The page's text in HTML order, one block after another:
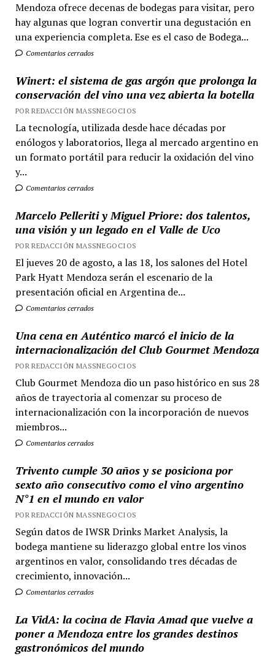
Mendoza ofrece decenas de bodegas para visitar, pero
hay algunas que logran convertir una degustación en
una experiencia completa. Ese es el caso de Bodega...
Comentarios cerrados
Winert: el sistema de gas argón que prolonga la
conservación del vino una vez abierta la botella
POR REDACCIÓN MASSNEGOCIOS
La tecnología, utilizada desde hace décadas por
enólogos y laboratorios, llega al mercado argentino en
un formato portátil para reducir la oxidación del vino
y...
Comentarios cerrados
Marcelo Pelleriti y Miguel Priore: dos talentos,
una visión y un legado en el Valle de Uco
POR REDACCIÓN MASSNEGOCIOS
El jueves 20 de agosto, a las 18, los salones del Hotel
Park Hyatt Mendoza serán el escenario de la
presentación oficial en Argentina de...
Comentarios cerrados
Una cena en Auténtico marcó el inicio de la
internacionalización del Club Gourmet Mendoza
POR REDACCIÓN MASSNEGOCIOS
Club Gourmet Mendoza dio un paso histórico en sus 28
años de trayectoria al comenzar su proceso de
internacionalización con la incorporación de nuevos
miembros...
Comentarios cerrados
Trivento cumple 30 años y se posiciona por
sexto año consecutivo como el vino argentino
N°1 en el mundo en valor
POR REDACCIÓN MASSNEGOCIOS
Según datos de IWSR Drinks Market Analysis, la
bodega mantiene su liderazgo global entre los vinos
argentinos en valor, consolidando tres décadas de
crecimiento, innovación...
Comentarios cerrados
La VidA: la cocina de Flavia Amad que vuelve a
poner a Mendoza entre los grandes destinos
gastronómicos del mundo